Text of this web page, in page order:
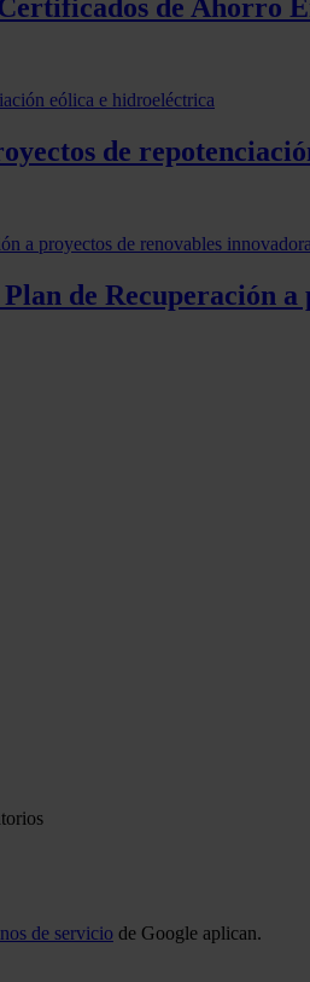
de Ahorro
de
de Recuperación
de servicio de Google aplican.